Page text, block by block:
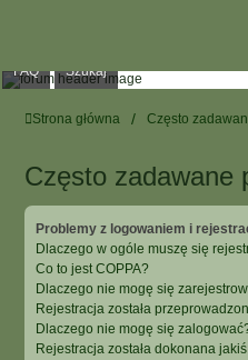
FAQ Szukaj
Strona główna Często
Często zadawane
Problemy z logowaniem i
Dlaczego w ogóle muszę się
Co to jest COPPA?
Dlaczego nie mogę się
Rejestracja została
Dlaczego nie mogę się
Rejestracja została dokonana